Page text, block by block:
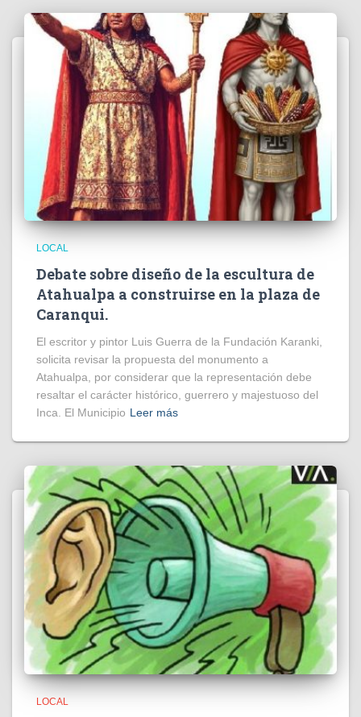
LOCAL
Debate sobre diseño de la escultura de
Atahualpa a construirse en la plaza de
Caranqui.
El escritor y pintor Luis Guerra de la Fundación Karanki,
solicita revisar la propuesta del monumento a
Atahualpa, por considerar que la representación debe
resaltar el carácter histórico, guerrero y majestuoso del
Inca. El Municipio Leer más
LOCAL